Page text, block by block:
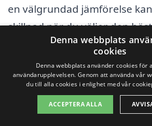
en välgrundad jämförelse
skillnad när du väljer den
fönsterputsningen för din
Få 3 erbjudanden, gratis
förpliktelser
Denna webbplats
cookies
Denna webbplats använder cookies för
användarupplevelsen. Genom att använda vår
du till alla cookies i enlighet med vår
ACCEPTERA ALLA